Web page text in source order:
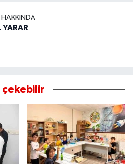
HAKKINDA
YARAR
çekebilir